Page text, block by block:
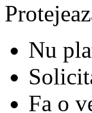
Nu
Fa o